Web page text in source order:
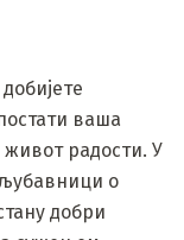
ваша
радости. У
о
добри